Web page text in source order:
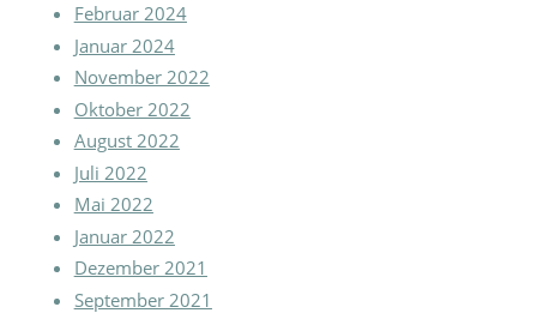
Februar 2024
Januar 2024
November 2022
Oktober 2022
August 2022
Juli 2022
Mai 2022
Januar 2022
Dezember 2021
September 2021